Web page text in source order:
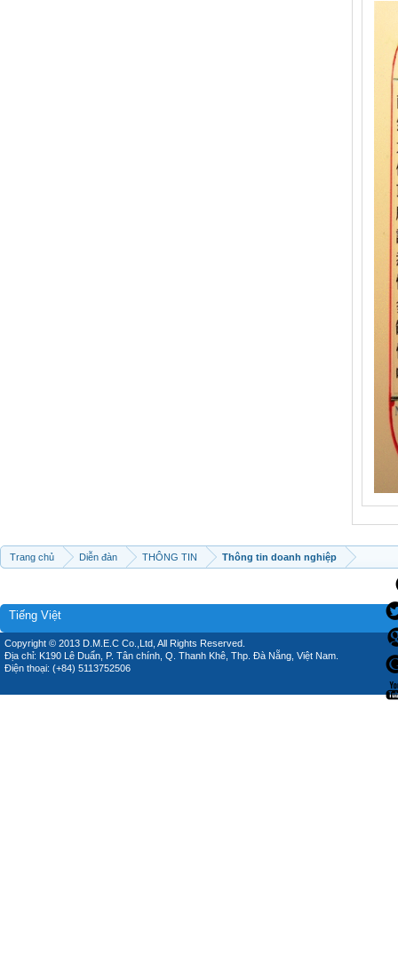
Trang chủ Diễn đàn THÔNG TIN Thông tin doanh nghiệp
Tiếng Việt
Copyright © 2013 D.M.E.C Co.,Ltd, All Rights Reserved.
Địa chỉ: K190 Lê Duẩn, P. Tân chính, Q. Thanh Khê, Thp. Đà Nẵng, Việt Nam.
Điện thoại: (+84) 5113752506